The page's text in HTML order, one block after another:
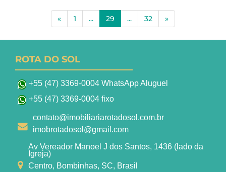
« 1 ... 29 (current)
... 32 »
ROTA DO SOL
+55 (47) 3369-0004 WhatsApp Aluguel
+55 (47) 3369-0004 fixo
contato@imobiliariarotadosol.com.br
imobrotadosol@gmail.com
Av Vereador Manoel J dos Santos, 1436 (lado da
Igreja)
Centro, Bombinhas, SC, Brasil